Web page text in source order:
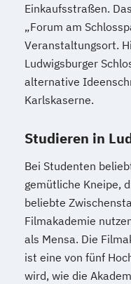
Einkaufsstraßen.
„Forum am
Veranstaltungsort.
Ludwigsburger
alternative
Karlskaserne.
Studieren in
Bei Studenten
gemütliche Kneipe,
beliebte
Filmakademie
als Mensa. Die
ist eine von fünf
wird, wie die